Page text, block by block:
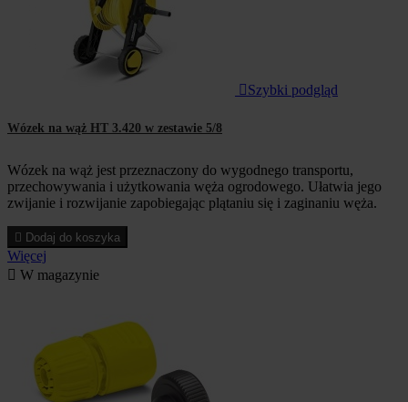
 Szybki podgląd
Wózek na wąż HT 3.420 w zestawie 5/8
Wózek na wąż jest przeznaczony do wygodnego transportu,
przechowywania i użytkowania węża ogrodowego. Ułatwia jego
zwijanie i rozwijanie zapobiegając plątaniu się i zaginaniu węża.
 Dodaj do koszyka
Więcej
 W magazynie